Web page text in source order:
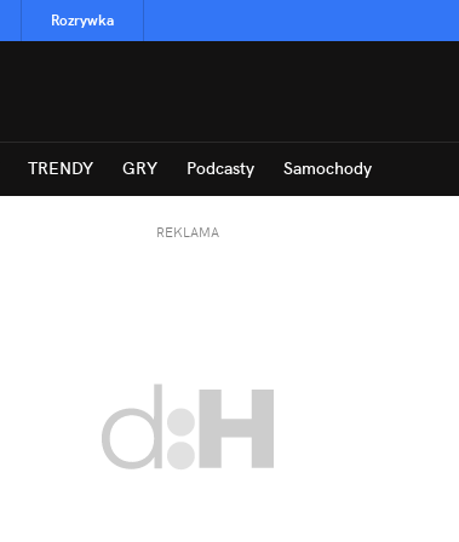
Rozrywka
TRENDY GRY Podcasty Samochody
REKLAMA